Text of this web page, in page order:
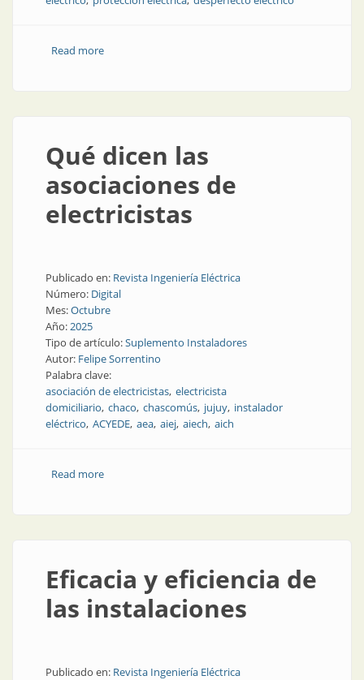
Read moreabout Arco eléctrico en tableros e instalaciones
Qué dicen las
asociaciones de
electricistas
Publicado en: Revista Ingeniería Eléctrica
Número: Digital
Mes:Octubre
Año:2025
Tipo de artículo:Suplemento Instaladores
Autor: Felipe Sorrentino
Palabra clave:
asociación de electricistas electricista
domiciliario chaco chascomús jujuy instalador
eléctrico ACYEDE aea aiej aiech aich
Read moreabout Qué dicen las asociaciones de electricistas
Eficacia y eficiencia de
las instalaciones
Publicado en: Revista Ingeniería Eléctrica